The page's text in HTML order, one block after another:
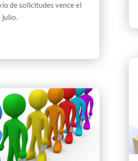
de solicitudes vence el
julio.